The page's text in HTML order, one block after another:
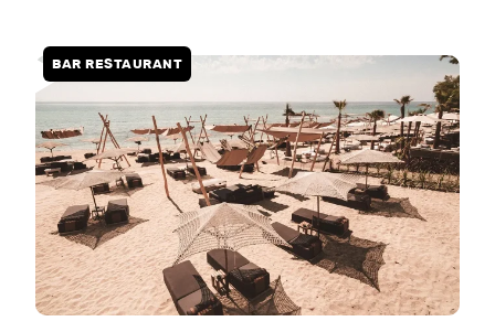
BAR RESTAURANT